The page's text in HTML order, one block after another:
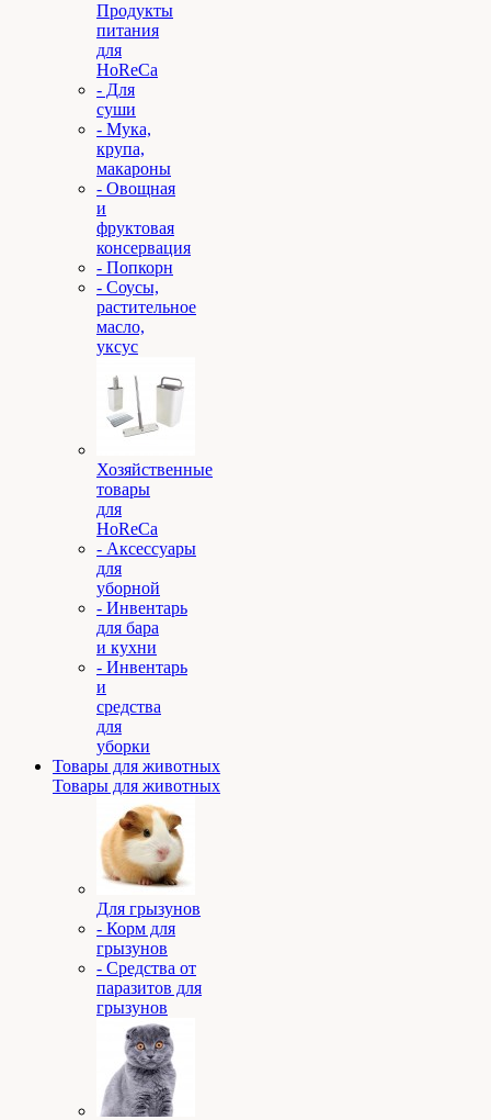
Продукты
питания
для
HoReCa
- Для
суши
- Мука,
крупа,
макароны
- Овощная
и
фруктовая
консервация
- Попкорн
- Соусы,
растительное
масло,
уксус
Хозяйственные
товары
для
HoReCa
- Аксессуары
для
уборной
- Инвентарь
для бара
и кухни
- Инвентарь
и
средства
для
уборки
Товары для животных
Товары для животных
Для грызунов
- Корм для
грызунов
- Средства от
паразитов для
грызунов